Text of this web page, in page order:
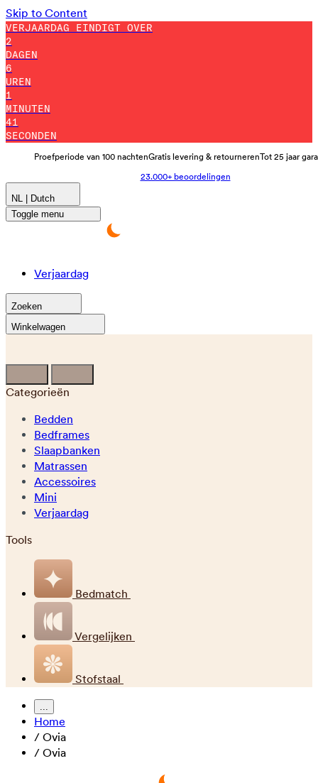
Skip to Content
VERJAARDAG EINDIGT OVER
2
DAGEN
6
UREN
1
MINUTEN
35
SECONDEN
Proefperiode van 100 nachtenGratis levering & retournerenTot 25 jaar
23.000+ beoordelingen
NL | Dutch
Toggle menu
Verjaardag
Zoeken
Winkelwagen
Categorieën
Bedden
Bedframes
Slaapbanken
Matrassen
Accessoires
Mini
Verjaardag
Tools
Bedmatch
Vergelijken
Stofstaal
...
Home
/ Ovia
/ Ovia